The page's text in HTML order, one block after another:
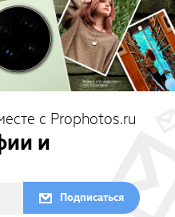
с Prophotos.ru
и
Подписаться